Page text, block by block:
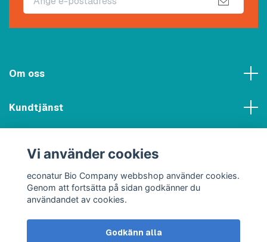
Om oss
Kundtjänst
Sociala medier
Vi använder cookies
econatur Bio Company webbshop använder cookies.
Genom att fortsätta på sidan godkänner du
användandet av cookies.
Godkänn alla